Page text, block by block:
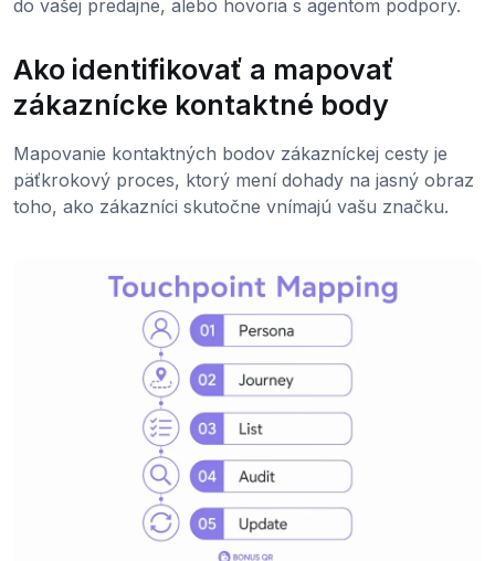
do vašej predajne, alebo hovoria s agentom podpory.
Ako identifikovať a mapovať
zákaznícke kontaktné body
Mapovanie kontaktných bodov zákazníckej cesty je
päťkrokový proces, ktorý mení dohady na jasný obraz
toho, ako zákazníci skutočne vnímajú vašu značku.